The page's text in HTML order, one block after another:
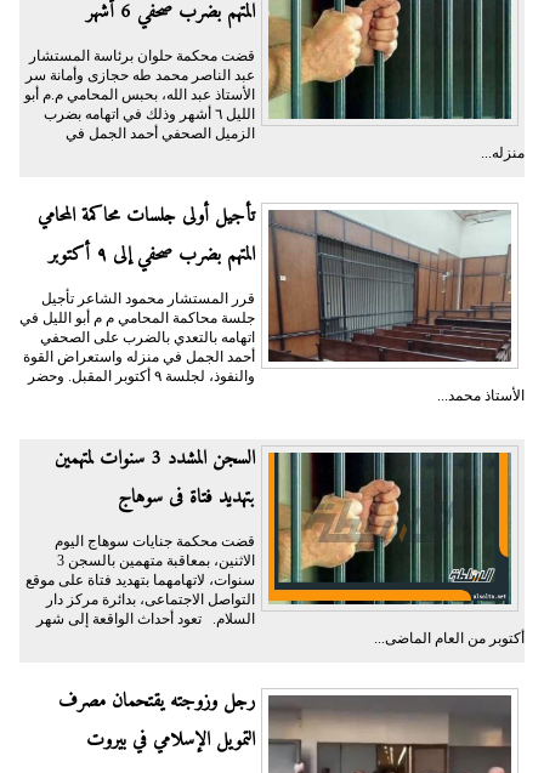
المتهم بضرب صحفي 6 أشهر
قضت محكمة حلوان برئاسة المستشار
عبد الناصر محمد طه حجازى وأمانة سر
الأستاذ عبد الله، بحبس المحامي م.م أبو
الليل ٦ أشهر وذلك في اتهامه بضرب
الزميل الصحفي أحمد الجمل في
منزله...
تأجيل أولى جلسات محاكمة المحامي
المتهم بضرب صحفي إلى ٩ أكتوبر
قرر المستشار محمود الشاعر تأجيل
جلسة محاكمة المحامي م م أبو الليل في
اتهامه بالتعدي بالضرب على الصحفي
أحمد الجمل في منزله واستعراض القوة
والنفوذ، لجلسة ٩ أكتوبر المقبل. وحضر
الأستاذ محمد...
السجن المشدد 3 سنوات لمتهمين
بتهديد فتاة فى سوهاج
قضت محكمة جنايات سوهاج اليوم
الاثنين، بمعاقبة متهمين بالسجن 3
سنوات، لاتهامهما بتهديد فتاة على موقع
التواصل الاجتماعى، بدائرة مركز دار
السلام. تعود أحداث الواقعة إلى شهر
أكتوبر من العام الماضى...
رجل وزوجته يقتحمان مصرف
التمويل الإسلامي في بيروت